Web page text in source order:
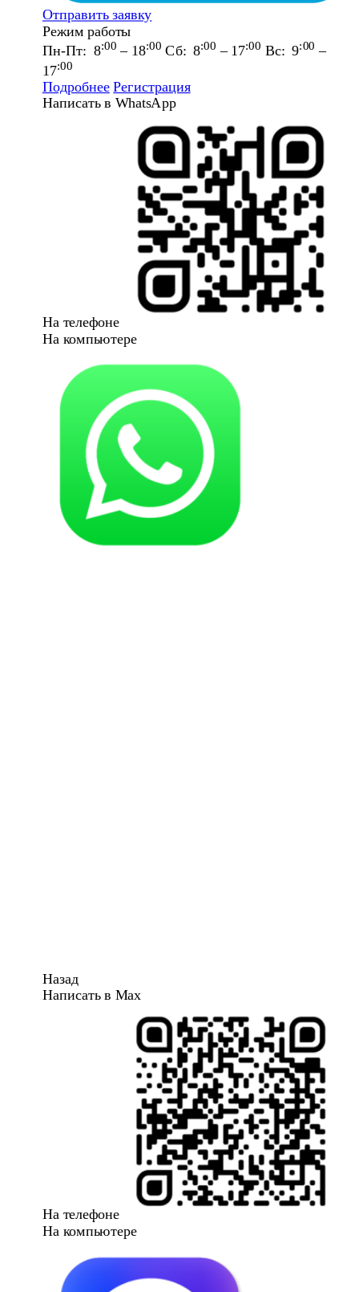
Отправить заявку
Режим работы
Пн-Пт: 8:00 – 18:00 Сб: 8:00 – 17:00 Вс: 9:00 –
17:00
Подробнее Регистрация
Написать в WhatsApp
На телефоне
На компьютере
Назад
Написать в Max
На телефоне
На компьютере